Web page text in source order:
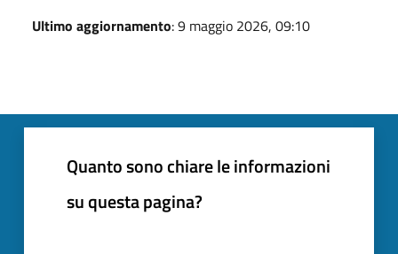
Ultimo aggiornamento: 9 maggio 2026, 09:10
Quanto sono chiare le informazioni
su questa pagina?